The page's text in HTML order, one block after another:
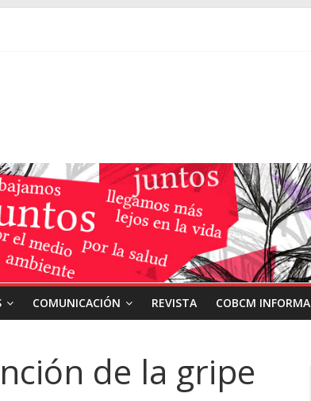
COMUNICACIÓN REVISTA COBCM INFORMA
de la gripe